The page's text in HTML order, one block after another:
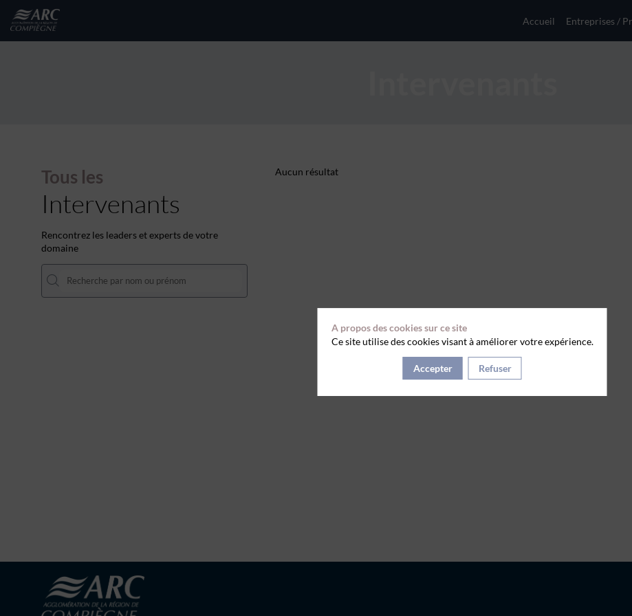
Accueil Entreprises /
Tous les
Intervenants
Rencontrez les leaders et experts de votre
domaine
Aucun résultat
A propos des cookies sur ce site
Ce site utilise des cookies visant à améliorer votre expérience.
Accepter Refuser